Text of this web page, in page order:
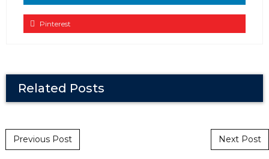
Pinterest
Related Posts
Post navigation
Previous Post Next Post